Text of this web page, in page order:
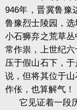
946年，晋冀鲁豫
鲁豫烈士陵园，
小石狮弃之荒草
常作祟，上世纪
压于假山石下，
说，但将其位于
作伥，也算解气！
它见证着一段